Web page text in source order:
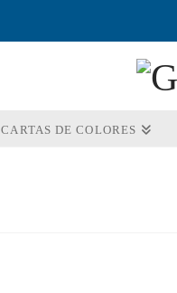
CARTAS DE COLORES